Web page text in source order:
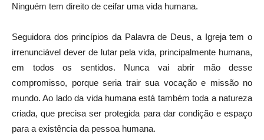
Ninguém tem direito de ceifar uma vida humana.
Seguidora dos princípios da Palavra de Deus, a Igreja tem o
irrenunciável dever de lutar pela vida, principalmente humana,
em todos os sentidos. Nunca vai abrir mão desse
compromisso, porque seria trair sua vocação e missão no
mundo. Ao lado da vida humana está também toda a natureza
criada, que precisa ser protegida para dar condição e espaço
para a existência da pessoa humana.